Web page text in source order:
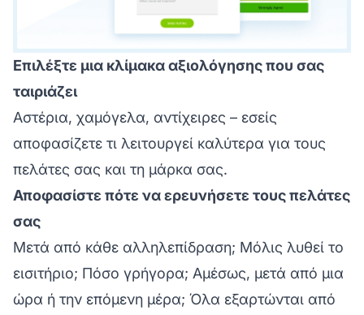
Επιλέξτε μια κλίμακα αξιολόγησης που σας
ταιριάζει
Αστέρια, χαμόγελα, αντίχειρες – εσείς
αποφασίζετε τι λειτουργεί καλύτερα για τους
πελάτες σας και τη μάρκα σας.
Αποφασίστε πότε να ερευνήσετε τους πελάτες
σας
Μετά από κάθε αλληλεπίδραση; Μόλις λυθεί το
εισιτήριο; Πόσο γρήγορα; Αμέσως, μετά από μια
ώρα ή την επόμενη μέρα; Όλα εξαρτώνται από